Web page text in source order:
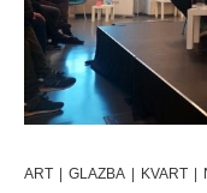
ART | GLAZBA | KVART |